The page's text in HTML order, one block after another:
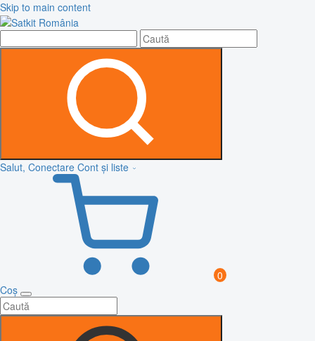
Skip to main content
Salut, Conectare Cont și liste
0
Coș